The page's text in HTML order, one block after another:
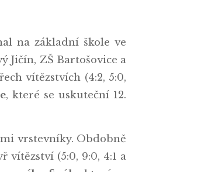
na základní škole ve
Jičín, ZŠ Bartošovice a
vítězstvích (4:2, 5:0,
, které se uskuteční 12.
vrstevníky. Obdobně
(5:0, 9:0, 4:1 a